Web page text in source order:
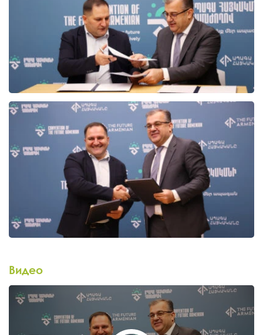
Видео